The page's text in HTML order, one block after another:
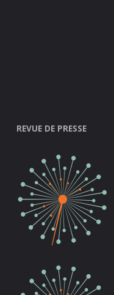
REVUE DE PRESSE